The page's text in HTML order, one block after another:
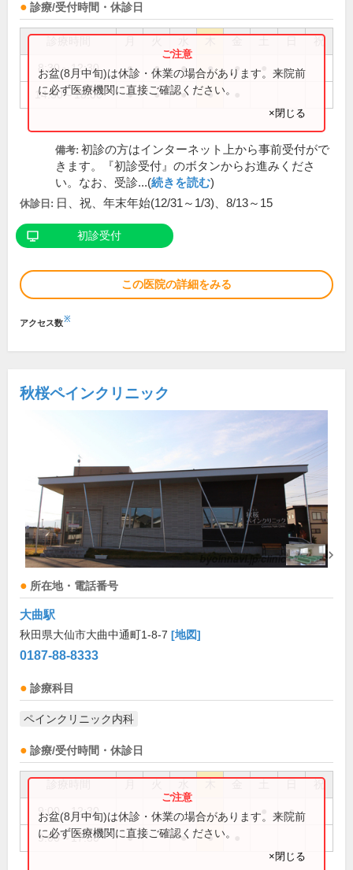
診療/受付時間・休診日
祝
8:30～12:30 ● ● ● ● ●
14:30～18:00 ● ● ● ●
お盆(8月中旬)は休診・休業の場合があります。来院前
に必ず医療機関に直接ご確認ください。
×閉じる
備考: 初診の方はインターネット上から事前受付がで
きます。『初診受付』のボタンからお進みくださ
い。なお、受診...(続きを読む)
休診日: 日、祝、年末年始(12/31～1/3)、8/13～15
初診受付
この医院の詳細をみる
アクセス数※
秋桜ペインクリニック
所在地・電話番号
大曲駅
秋田県大仙市大曲中通町1-8-7 [地図]
0187-88-8333
診療科目
ペインクリニック内科
診療/受付時間・休診日
祝
9:00～12:30 ●
9:00～17:30 ● ● ●
お盆(8月中旬)は休診・休業の場合があります。来院前
に必ず医療機関に直接ご確認ください。
×閉じる